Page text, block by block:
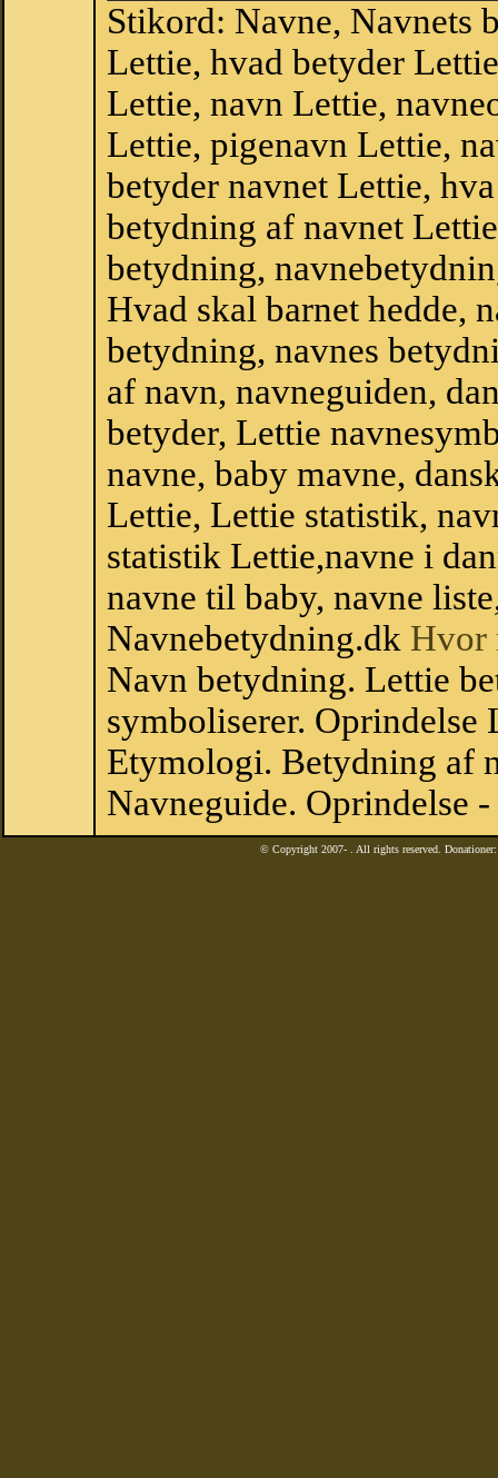
Stikord: Navne, Navnets
Lettie, hvad betyder
Lettie, navn Lettie,
Lettie, pigenavn Lettie,
betyder navnet Lettie,
betydning af navnet
betydning,
Hvad skal barnet hedde,
betydning, navnes
af navn, navneguiden,
betyder, Lettie
navne, baby mavne,
Lettie, Lettie statistik,
statistik Lettie,navne i
navne til baby, navne
Navnebetydning.dk Hvor
Navn betydning. Lettie
symboliserer. Oprindelse
Etymologi. Betydning af
Navneguide. Oprindelse
© Copyright 2007- . All rights reserved.